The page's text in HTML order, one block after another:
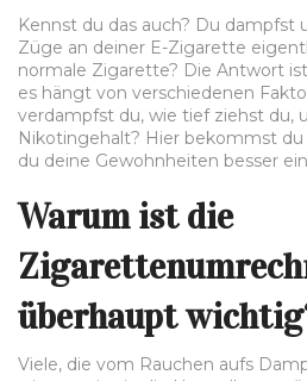
Kennst du das auch? Du dampfst
Züge an deiner E-Zigarette
normale Zigarette? Die Antwort
es hängt von verschiedenen
verdampfst du, wie tief ziehst du,
Nikotingehalt? Hier bekommst
du deine Gewohnheiten besser
Warum ist die
überhaupt
Viele, die vom Rauchen aufs